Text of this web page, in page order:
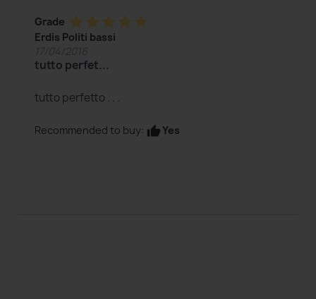
Grade star star star star star
Erdis Politi bassi
tutto perfet...
tutto perfetto . . .
Recommended to buy: thumb_upYes